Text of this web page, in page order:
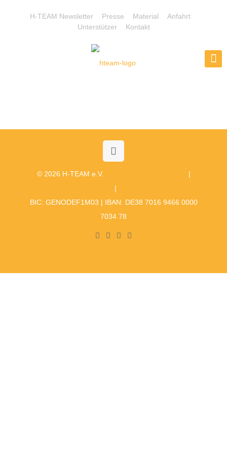
H-TEAM Newsletter Presse Material
Anfahrt
Unterstützer
Kontakt
© 2026 H-TEAM e.V.
|
|
BIC: GENODEF1M03 | IBAN: DE38 7016 9466 0000
7034 78